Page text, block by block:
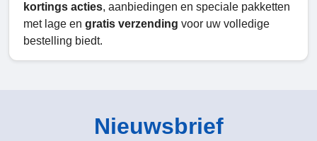
kortings acties, aanbiedingen en speciale pakketten
met lage en gratis verzending voor uw volledige
bestelling biedt.
Nieuwsbrief